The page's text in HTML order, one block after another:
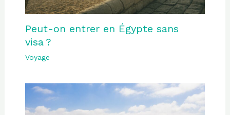
Peut-on entrer en Égypte sans
visa ?
Voyage